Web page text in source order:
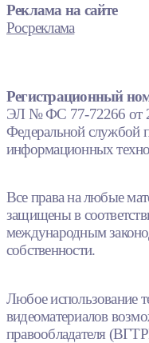
Реклама на сайте
Росреклама
Регистрационный
ЭЛ № ФС 77-72266 от
Федеральной службой
информационных
Все права на любые
защищены в
международным
собственности.
Любое использование
видеоматериалов
правообладателя